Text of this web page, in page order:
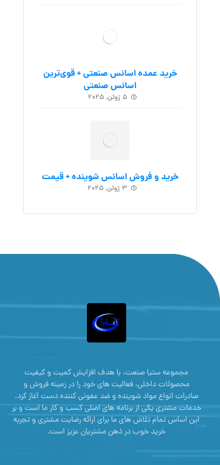
خرید عمده اسانس صنعتی + قوی‌ترین
اسانس‌ صنعتی
۵ ژوئن, ۲۰۲۵
خرید و فروش اسانس شوینده + قیمت
۳ ژوئن, ۲۰۲۵
مجموعه ستیا صنعت، با هدف افزایش کمیت و کیفیت
محصولات داخلی، فعالیت های خود را در زمینه فروش و
صادرات انواع مواد شوینده و ضد عفونی کننده دست آغاز کرد.
خدمات مشتری یکی از برنامه های اصلی کسب و کار ما است و بر
این اساس تمام تلاش های ما برای ارائه رضایت مشتری و تجربه
خرید خوب در ذهن مشتریان عزیز است.